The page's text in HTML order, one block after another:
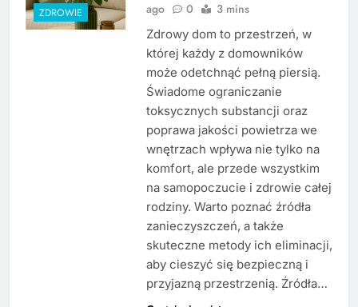
ZDROWIE
ago
0 3 mins
Zdrowy dom to przestrzeń, w
której każdy z domowników
może odetchnąć pełną piersią.
Świadome ograniczanie
toksycznych substancji oraz
poprawa jakości powietrza we
wnętrzach wpływa nie tylko na
komfort, ale przede wszystkim
na samopoczucie i zdrowie całej
rodziny. Warto poznać źródła
zanieczyszczeń, a także
skuteczne metody ich eliminacji,
aby cieszyć się bezpieczną i
przyjazną przestrzenią. Źródła…